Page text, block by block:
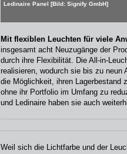
Ledinaire Panel [Bild: Signify GmbH]
Mit flexiblen Leuchten für viele
insgesamt acht Neuzugänge der
durch ihre Flexibilität. Die All-in-
realisieren, wodurch sie bis zu neun
die Möglichkeit, ihren Lagerbestand
ohne ihr Portfolio im Umfang zu
und Ledinaire haben sie auch
Weil sich die Lichtfarbe und der